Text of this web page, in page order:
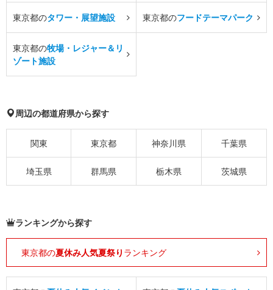
東京都のタワー・展望施設 東京都のフードテーマパーク
東京都の牧場・レジャー＆リ
ゾート施設
周辺の都道府県から探す
関東 東京都 神奈川県 千葉県
埼玉県 群馬県 栃木県 茨城県
ランキングから探す
東京都の夏休み人気夏祭り ランキング